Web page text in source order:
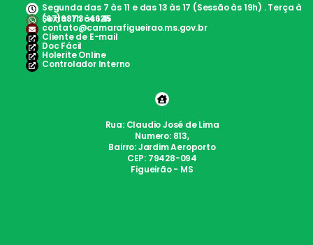
Segunda das 7 às 11 e das 13 às 17 (Sessão às 19h) . Terça à
Sexta: 7h às 12h
(67)98113-4645
contato@camarafigueirao.ms.gov.br
Cliente de E-mail
Doc Fácil
Holerite Online
Controlador Interno
Rua: Claudio José de Lima
Numero: 813,
Bairro: Jardim Aeroporto
CEP: 79428-094
Figueirão - MS